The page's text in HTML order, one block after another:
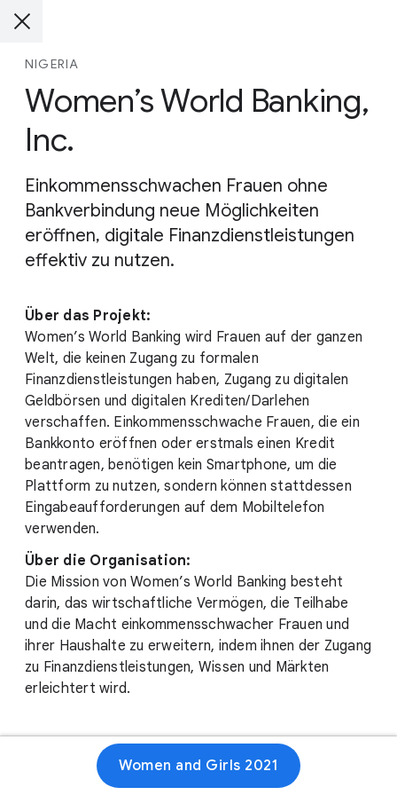
NIGERIA
Women’s World Banking,
Inc.
Einkommensschwachen Frauen ohne
Bankverbindung neue Möglichkeiten
eröffnen, digitale Finanzdienstleistungen
effektiv zu nutzen.
Über das Projekt:
Women’s World Banking wird Frauen auf der ganzen
Welt, die keinen Zugang zu formalen
Finanzdienstleistungen haben, Zugang zu digitalen
Geldbörsen und digitalen Krediten/Darlehen
verschaffen. Einkommensschwache Frauen, die ein
Bankkonto eröffnen oder erstmals einen Kredit
beantragen, benötigen kein Smartphone, um die
Plattform zu nutzen, sondern können stattdessen
Eingabeaufforderungen auf dem Mobiltelefon
verwenden.
Über die Organisation:
Die Mission von Women’s World Banking besteht
darin, das wirtschaftliche Vermögen, die Teilhabe
und die Macht einkommensschwacher Frauen und
ihrer Haushalte zu erweitern, indem ihnen der Zugang
zu Finanzdienstleistungen, Wissen und Märkten
erleichtert wird.
Women and Girls 2021